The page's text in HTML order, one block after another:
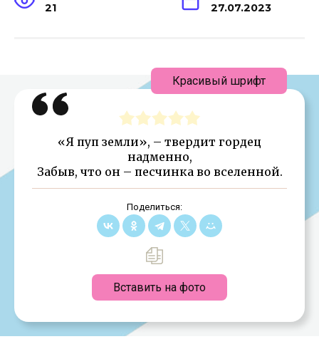
21 27.07.2023
«Я пуп земли», – твердит гордец
надменно,
Забыв, что он – песчинка во вселенной.
Поделиться:
Вставить на фото
Красивый шрифт